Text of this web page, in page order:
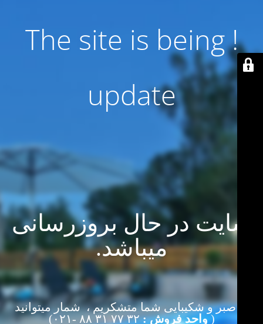
! The site is being
update
سایت در حال بروزرسانی
میباشد.
از صبر و شکیبایی شما متشکریم ، شمار میتوانید
( واحد فروش :۳۲ ۷۷ ۳۱ ۸۸ -۰۲۱)